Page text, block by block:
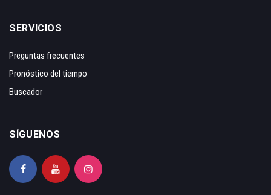
SERVICIOS
Preguntas frecuentes
Pronóstico del tiempo
Buscador
SÍGUENOS